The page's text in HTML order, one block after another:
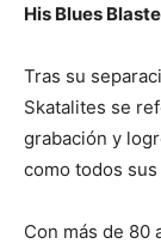
His Blues
Tras su
Skatalites se
grabación y
como todos
Con más de 80